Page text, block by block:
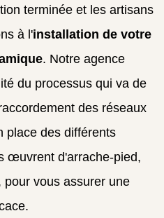
terminée et les artisans
à l'installation de votre
. Notre agence
du processus qui va de
des réseaux
place des différents
œuvrent d'arrache-pied,
vous assurer une